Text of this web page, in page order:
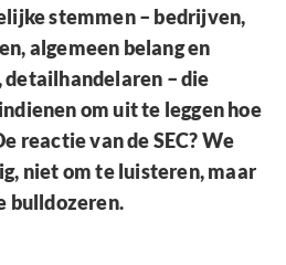
stemmen – bedrijven,
algemeen belang en
– die
om uit te leggen hoe
reactie van de SEC? We
niet om te luisteren, maar
bulldozeren.